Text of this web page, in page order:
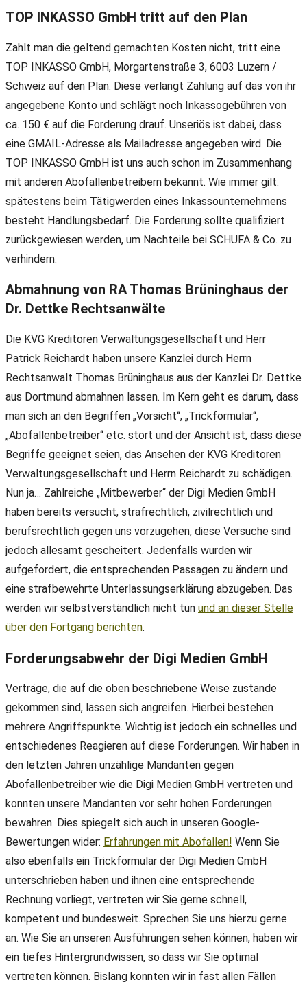
TOP INKASSO GmbH tritt auf den Plan
Zahlt man die geltend gemachten Kosten nicht, tritt eine
TOP INKASSO GmbH, Morgartenstraße 3, 6003 Luzern /
Schweiz auf den Plan. Diese verlangt Zahlung auf das von ihr
angegebene Konto und schlägt noch Inkassogebühren von
ca. 150 € auf die Forderung drauf. Unseriös ist dabei, dass
eine GMAIL-Adresse als Mailadresse angegeben wird. Die
TOP INKASSO GmbH ist uns auch schon im Zusammenhang
mit anderen Abofallenbetreibern bekannt. Wie immer gilt:
spätestens beim Tätigwerden eines Inkassounternehmens
besteht Handlungsbedarf. Die Forderung sollte qualifiziert
zurückgewiesen werden, um Nachteile bei SCHUFA & Co. zu
verhindern.
Abmahnung von RA Thomas Brüninghaus der
Dr. Dettke Rechtsanwälte
Die KVG Kreditoren Verwaltungsgesellschaft und Herr
Patrick Reichardt haben unsere Kanzlei durch Herrn
Rechtsanwalt Thomas Brüninghaus aus der Kanzlei Dr. Dettke
aus Dortmund abmahnen lassen. Im Kern geht es darum, dass
man sich an den Begriffen „Vorsicht“, „Trickformular“,
„Abofallenbetreiber“ etc. stört und der Ansicht ist, dass diese
Begriffe geeignet seien, das Ansehen der KVG Kreditoren
Verwaltungsgesellschaft und Herrn Reichardt zu schädigen.
Nun ja… Zahlreiche „Mitbewerber“ der Digi Medien GmbH
haben bereits versucht, strafrechtlich, zivilrechtlich und
berufsrechtlich gegen uns vorzugehen, diese Versuche sind
jedoch allesamt gescheitert. Jedenfalls wurden wir
aufgefordert, die entsprechenden Passagen zu ändern und
eine strafbewehrte Unterlassungserklärung abzugeben. Das
werden wir selbstverständlich nicht tun und an dieser Stelle
über den Fortgang berichten.
Forderungsabwehr der Digi Medien GmbH
Verträge, die auf die oben beschriebene Weise zustande
gekommen sind, lassen sich angreifen. Hierbei bestehen
mehrere Angriffspunkte. Wichtig ist jedoch ein schnelles und
entschiedenes Reagieren auf diese Forderungen. Wir haben in
den letzten Jahren unzählige Mandanten gegen
Abofallenbetreiber wie die Digi Medien GmbH vertreten und
konnten unsere Mandanten vor sehr hohen Forderungen
bewahren. Dies spiegelt sich auch in unseren Google-
Bewertungen wider: Erfahrungen mit Abofallen! Wenn Sie
also ebenfalls ein Trickformular der Digi Medien GmbH
unterschrieben haben und ihnen eine entsprechende
Rechnung vorliegt, vertreten wir Sie gerne schnell,
kompetent und bundesweit. Sprechen Sie uns hierzu gerne
an. Wie Sie an unseren Ausführungen sehen können, haben wir
ein tiefes Hintergrundwissen, so dass wir Sie optimal
vertreten können. Bislang konnten wir in fast allen Fällen